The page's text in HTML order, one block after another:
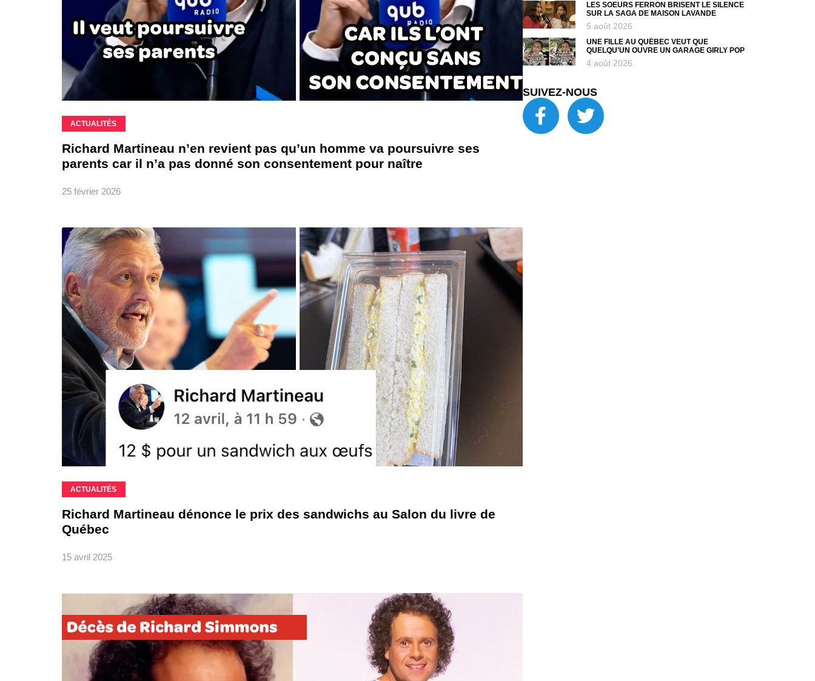
ACTUALITÉS
Richard Martineau n’en revient pas qu’un homme va poursuivre ses
parents car il n’a pas donné son consentement pour naître
25 février 2026
ACTUALITÉS
Richard Martineau dénonce le prix des sandwichs au Salon du livre de
Québec
15 avril 2025
LES SOEURS FERRON BRISENT LE SILENCE
SUR LA SAGA DE MAISON LAVANDE
5 août 2026
UNE FILLE AU QUÉBEC VEUT QUE
QUELQU’UN OUVRE UN GARAGE GIRLY POP
4 août 2026
SUIVEZ-NOUS